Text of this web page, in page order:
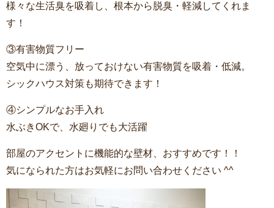
様々な生活臭を吸着し、根本から脱臭・軽減してくれま
す！
③有害物質フリー
空気中に漂う、放っておけない有害物質を吸着・低減。
シックハウス対策も期待できます！
④シンプルなお手入れ
水ぶきOKで、水廻りでも大活躍
部屋のアクセントに機能的な壁材、おすすめです！！
気になられた方はお気軽にお問い合わせください ^^